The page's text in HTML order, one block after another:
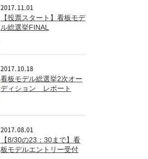
2017.11.01
【投票スタート】看板モデ
ル総選挙FINAL
2017.10.18
看板モデル総選挙2次オー
ディション レポート
2017.08.01
【8/30の23：30まで】看
板モデルエントリー受付